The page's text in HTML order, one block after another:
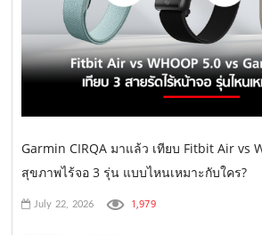
Garmin CIRQA มาแล้ว เทียบ Fitbit Air vs
สุขภาพไร้จอ 3 รุ่น แบบไหนเหมาะกับใคร?
July 22, 2026 1,979